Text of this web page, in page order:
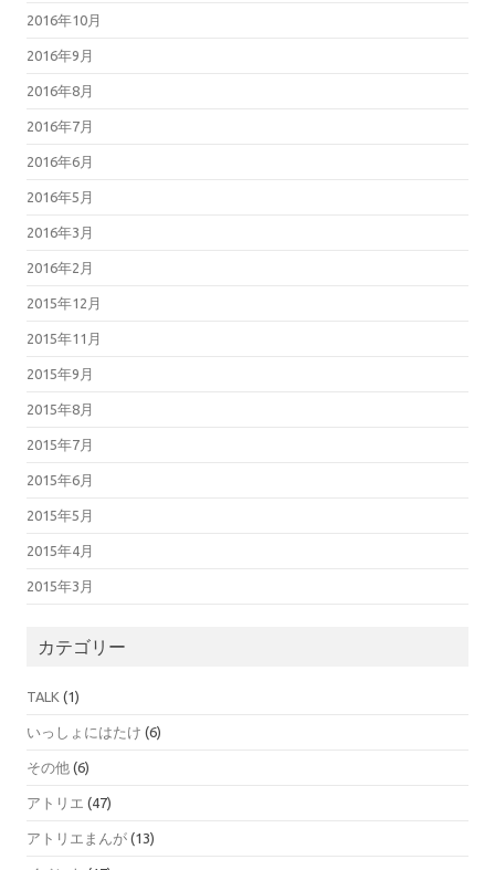
2016年10月
2016年9月
2016年8月
2016年7月
2016年6月
2016年5月
2016年3月
2016年2月
2015年12月
2015年11月
2015年9月
2015年8月
2015年7月
2015年6月
2015年5月
2015年4月
2015年3月
カテゴリー
TALK (1)
いっしょにはたけ (6)
その他 (6)
アトリエ (47)
アトリエまんが (13)